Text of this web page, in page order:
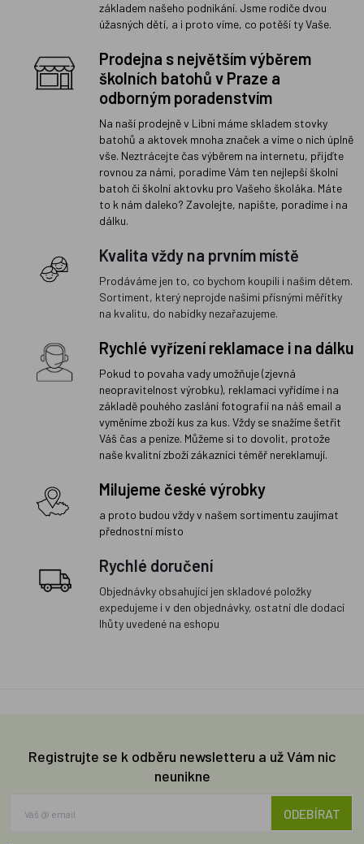
základem našeho podnikání. Jsme rodiče dvou
úžasných dětí, a i proto víme, co potěší ty Vaše.
Prodejna s největším výběrem
školních batohů v Praze a
odborným poradenstvím
Na naší prodejně v Libni máme skladem stovky
batohů a aktovek mnoha značek a víme o nich úplně
vše. Neztrácejte čas výběrem na internetu, přijďte
rovnou za námi, poradíme Vám ten nejlepší školní
batoh či školní aktovku pro Vašeho školáka. Máte
to k nám daleko? Zavolejte, napište, poradíme i na
dálku.
Kvalita vždy na prvním místě
Prodáváme jen to, co bychom koupili i našim dětem.
Sortiment, který neprojde našimi přísnými měřítky
na kvalitu, do nabídky nezařazujeme.
Rychlé vyřízení reklamace i na dálku
Pokud to povaha vady umožňuje (zjevná
neopravitelnost výrobku), reklamaci vyřídíme i na
základě pouhého zaslání fotografií na náš email a
vyměníme zboží kus za kus. Vždy se snažíme šetřit
Váš čas a peníze. Můžeme si to dovolit, protože
naše kvalitní zboží zákazníci téměř nereklamují.
Milujeme české výrobky
a proto budou vždy v našem sortimentu zaujímat
přednostní místo
Rychlé doručení
Objednávky obsahující jen skladové položky
expedujeme i v den objednávky, ostatní dle dodací
lhůty uvedené na eshopu
Registrujte se k odběru newsletteru a už Vám nic
neunikne
ODEBÍRAT